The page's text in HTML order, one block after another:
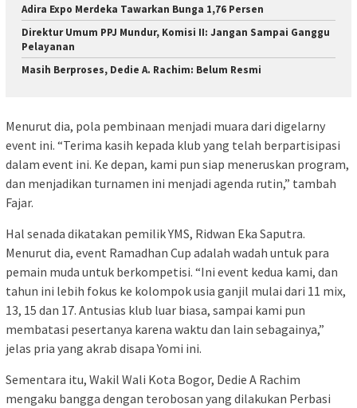
Adira Expo Merdeka Tawarkan Bunga 1,76 Persen
Direktur Umum PPJ Mundur, Komisi II: Jangan Sampai Ganggu
Pelayanan
Masih Berproses, Dedie A. Rachim: Belum Resmi
Menurut dia, pola pembinaan menjadi muara dari digelarny
event ini. “Terima kasih kepada klub yang telah berpartisipasi
dalam event ini. Ke depan, kami pun siap meneruskan program,
dan menjadikan turnamen ini menjadi agenda rutin,” tambah
Fajar.
Hal senada dikatakan pemilik YMS, Ridwan Eka Saputra.
Menurut dia, event Ramadhan Cup adalah wadah untuk para
pemain muda untuk berkompetisi. “Ini event kedua kami, dan
tahun ini lebih fokus ke kolompok usia ganjil mulai dari 11 mix,
13, 15 dan 17. Antusias klub luar biasa, sampai kami pun
membatasi pesertanya karena waktu dan lain sebagainya,”
jelas pria yang akrab disapa Yomi ini.
Sementara itu, Wakil Wali Kota Bogor, Dedie A Rachim
mengaku bangga dengan terobosan yang dilakukan Perbasi